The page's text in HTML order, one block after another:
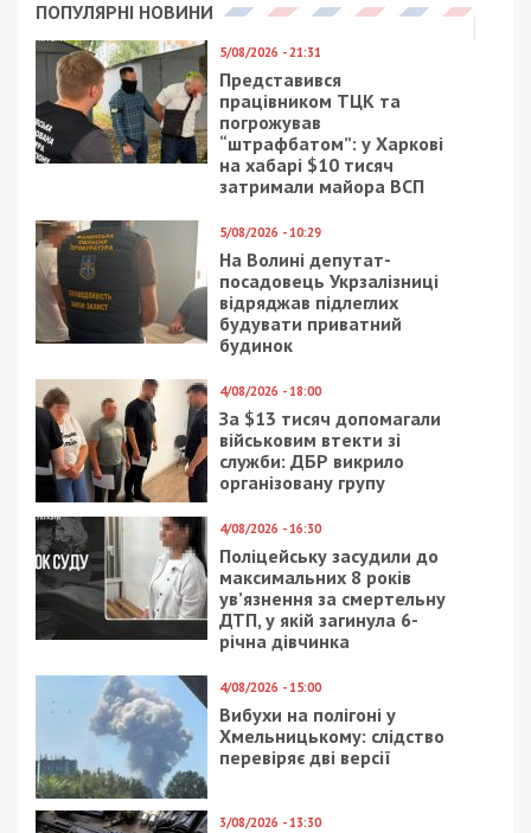
ПОПУЛЯРНІ НОВИНИ
5/08/2026 - 21:31
Представився
працівником ТЦК та
погрожував
“штрафбатом”: у Харкові
на хабарі $10 тисяч
затримали майора ВСП
5/08/2026 - 10:29
На Волині депутат-
посадовець Укрзалізниці
відряджав підлеглих
будувати приватний
будинок
4/08/2026 - 18:00
За $13 тисяч допомагали
військовим втекти зі
служби: ДБР викрило
організовану групу
4/08/2026 - 16:30
Поліцейську засудили до
максимальних 8 років
ув’язнення за смертельну
ДТП, у якій загинула 6-
річна дівчинка
4/08/2026 - 15:00
Вибухи на полігоні у
Хмельницькому: слідство
перевіряє дві версії
3/08/2026 - 13:30